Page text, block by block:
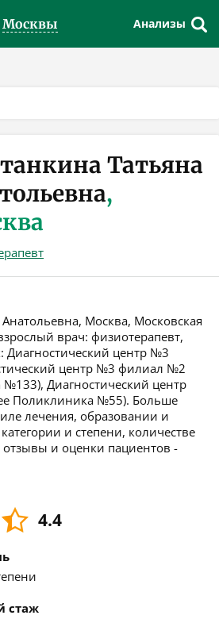
Москвы Анализы
Татьяна
,
Москва, Московская
врач: физиотерапевт,
Диагностический центр №3
центр №3 филиал №2
Диагностический центр
Поликлиника №55). Больше
лечения, образовании и
и степени, количестве
отзывы и оценки пациентов -
4.4
стаж